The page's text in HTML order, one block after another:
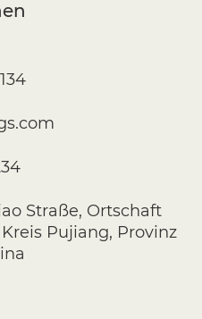
Straße, Ortschaft
Pujiang, Provinz